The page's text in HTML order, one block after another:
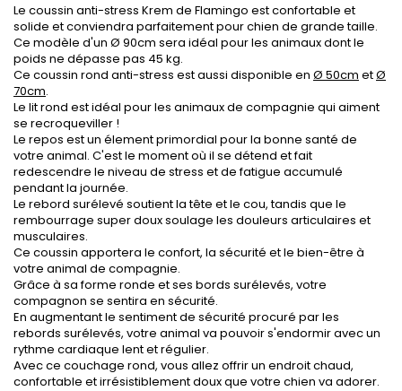
Le coussin anti-stress Krem de Flamingo est confortable et
solide et conviendra parfaitement pour chien de grande taille.
Ce modèle d'un Ø 90cm sera idéal pour les animaux dont le
poids ne dépasse pas 45 kg.
Ce coussin rond anti-stress est aussi disponible en Ø 50cm etØ
70cm.
Le lit rond est idéal pour les animaux de compagnie qui aiment
se recroqueviller !
Le repos est un élement primordial pour la bonne santé de
votre animal. C'est le moment où il se détend et fait
redescendre le niveau de stress et de fatigue accumulé
pendant la journée.
Le rebord surélevé soutient la tête et le cou, tandis que le
rembourrage super doux soulage les douleurs articulaires et
musculaires.
Ce coussin apportera le confort, la sécurité et le bien-être à
votre animal de compagnie.
Grâce à sa forme ronde et ses bords surélevés, votre
compagnon se sentira en sécurité.
En augmentant le sentiment de sécurité procuré par les
rebords surélevés, votre animal va pouvoir s'endormir avec un
rythme cardiaque lent et régulier.
Avec ce couchage rond, vous allez offrir un endroit chaud,
confortable et irrésistiblement doux que votre chien va adorer.